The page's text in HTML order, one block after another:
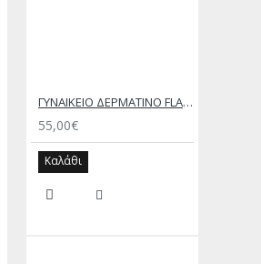
ΓΥΝΑΙΚΕΙΟ ΔΕΡΜΑΤΙΝΟ FLAT ΣΑΝΔΑΛΙ ΑΣΗΜΙ ΑΙΓΛΗ
55,00€
Καλάθι